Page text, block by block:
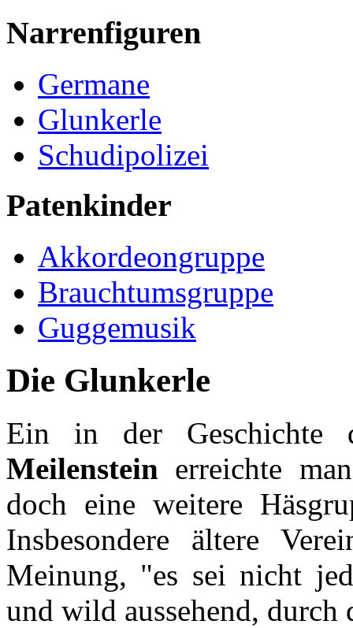
Narrenfiguren
Germane
Glunkerle
Schudipolizei
Patenkinder
Akkordeongruppe
Brauchtumsgruppe
Guggemusik
Die Glunkerle
Ein in der
Meilenstein erreichte
doch eine weitere
Insbesondere ältere
Meinung, "es sei nicht
und wild aussehend, durch